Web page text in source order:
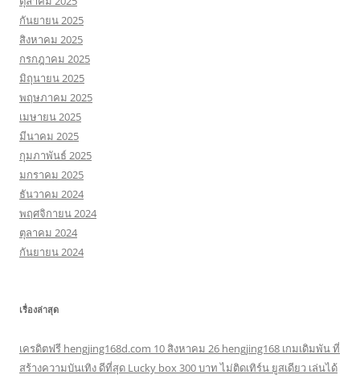
กันยายน 2025
สิงหาคม 2025
กรกฎาคม 2025
มิถุนายน 2025
พฤษภาคม 2025
เมษายน 2025
มีนาคม 2025
กุมภาพันธ์ 2025
มกราคม 2025
ธันวาคม 2024
พฤศจิกายน 2024
ตุลาคม 2024
กันยายน 2024
เรื่องล่าสุด
เครดิตฟรี hengjing168d.com 10 สิงหาคม 26 hengjing168 เกมเดิมพัน ที่
สร้างความบันเทิง ดีที่สุด Lucky box 300 บาท ไม่ติดเทิร์น ยูสเดียว เล่นได้